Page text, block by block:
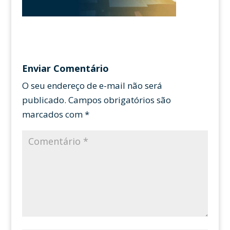
Enviar Comentário
O seu endereço de e-mail não será
publicado. Campos obrigatórios são
marcados com*